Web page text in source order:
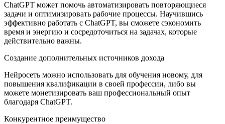
ChatGPT может помочь автоматизировать повторяющиеся
задачи и оптимизировать рабочие процессы. Научившись
эффективно работать с ChatGPT, вы сможете сэкономить
время и энергию и сосредоточиться на задачах, которые
действительно важны.
Создание дополнительных источников дохода
Нейросеть можно использовать для обучения новому, для
повышения квалификации в своей профессии, либо вы
можете монетизировать ваш профессиональный опыт
благодаря ChatGPT.
Конкурентное преимущество